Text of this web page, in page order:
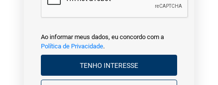
Ao informar meus dados, eu concordo com a
Política de Privacidade.
TENHO INTERESSE